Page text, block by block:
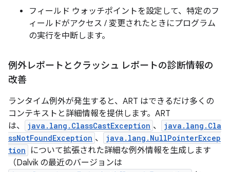
フィールド ウォッチポイントを設定して、特定のフ
ィールドがアクセス / 変更されたときにプログラム
の実行を中断します。
例外レポートとクラッシュ レポートの診断情報の
改善
ランタイム例外が発生すると、ART はできるだけ多くの
コンテキストと詳細情報を提供します。ART
は、
java.lang.ClassCastException 、
java.lang.Cla
ssNotFoundException 、
java.lang.NullPointerExcep
tion
について拡張された詳細な例外情報を生成します
（Dalvik の最近のバージョンは